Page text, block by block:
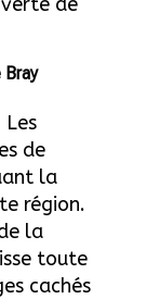
Bray
de
la
région.
la
toute
cachés